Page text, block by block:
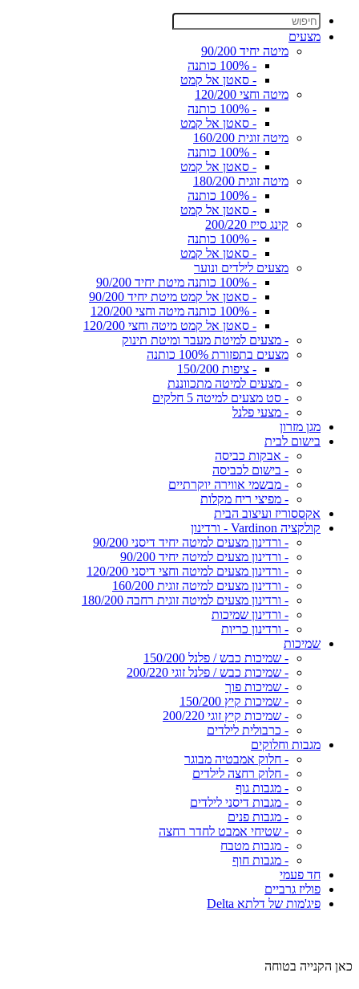
מצעים
מיטה יחיד 90/200
- 100% כותנה
- סאטן אל קמט
מיטה וחצי 120/200
- 100% כותנה
- סאטן אל קמט
מיטה זוגית 160/200
- 100% כותנה
- סאטן אל קמט
מיטה זוגית 180/200
- 100% כותנה
- סאטן אל קמט
קינג סייז 200/220
- 100% כותנה
- סאטן אל קמט
מצעים לילדים ונוער
- 100% כותנה מיטת יחיד 90/200
- סאטן אל קמט מיטת יחיד 90/200
- 100% כותנה מיטה וחצי 120/200
- סאטן אל קמט מיטה וחצי 120/200
- מצעים למיטת מעבר ומיטת תינוק
מצעים בתפזורת 100% כותנה
- ציפות 150/200
- מצעים למיטה מתכווננת
- סט מצעים למיטה 5 חלקים
- מצעי פלנל
מגן מזרון
בישום לבית
- אבקות כביסה
- בישום לכביסה
- מבשמי אווירה יוקרתיים
- מפיצי ריח מקלות
אקססוריז ועיצוב הבית
קולקציה Vardinon - ורדינון
- ורדינון מצעים למיטה יחיד דיסני 90/200
- ורדינון מצעים למיטה יחיד 90/200
- ורדינון מצעים למיטה וחצי דיסני 120/200
- ורדינון מצעים למיטה זוגית 160/200
- ורדינון מצעים למיטה זוגית רחבה 180/200
- ורדינון שמיכות
- ורדינון כריות
שמיכות
- שמיכות כבש / פלנל 150/200
- שמיכות כבש / פלנל זוגי 200/220
- שמיכות פוך
- שמיכות קיץ 150/200
- שמיכות קיץ זוגי 200/220
- כרבולית לילדים
מגבות וחלוקים
- חלוק אמבטיה מבוגר
- חלוק רחצה לילדים
- מגבות גוף
- מגבות דיסני לילדים
- מגבות פנים
- שטיחי אמבט לחדר רחצה
- מגבות מטבח
- מגבות חוף
חד פעמי
פוליז גרביים
פיג'מות של דלתא Delta
כאן הקנייה בטוחה